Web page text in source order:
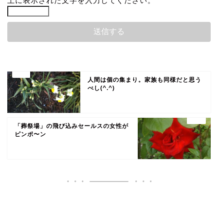
人間は個の集まり。家族も同様だと思う
べし(^.^)
「葬祭場」の飛び込みセールスの女性が
ピンポ〜ン